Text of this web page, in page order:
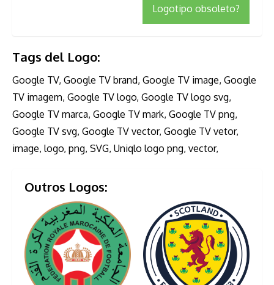
Logotipo obsoleto?
Tags del Logo:
Google TV, Google TV brand, Google TV image, Google
TV imagem, Google TV logo, Google TV logo svg,
Google TV marca, Google TV mark, Google TV png,
Google TV svg, Google TV vector, Google TV vetor,
image, logo, png, SVG, Uniqlo logo png, vector,
Outros Logos: